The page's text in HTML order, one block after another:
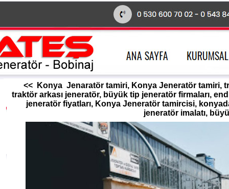
<< Konya Jenaratör tamiri, Konya Jeneratör tamiri,
traktör arkası jeneratör, büyük tip jeneratör firmaları,
jeneratör fiyatları, Konya Jeneratör tamircisi,
jeneratör imalatı,